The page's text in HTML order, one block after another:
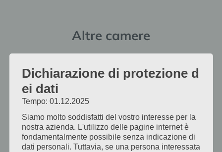
Altre camere
Camera singola standard
parzialmente climatizzata e dispone di TV
satellitare, asciugacapelli, doccia/WC,
armadio spazioso e portavaligie. Design
Dichiarazione di protezione d
ei dati
Tempo: 01.12.2025
Siamo molto soddisfatti del vostro interesse per la
nostra azienda. L'utilizzo delle pagine internet è
fondamentalmente possibile senza indicazione di
dati personali. Tuttavia, se una persona interessata